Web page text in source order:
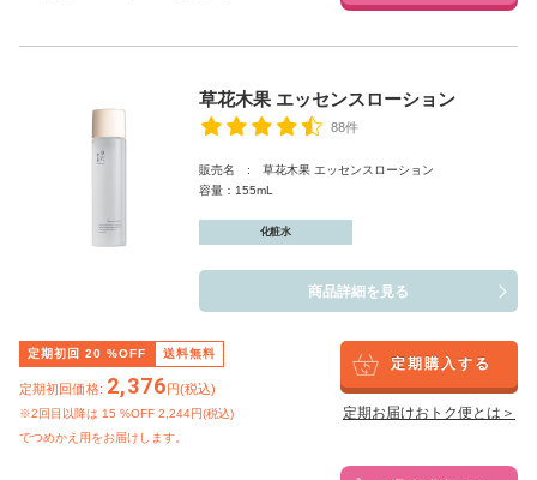
草花木果 エッセンスローション
88件
販売名 : 草花木果 エッセンスローション
容量：155mL
化粧水
商品詳細を見る
定期初回 20 %OFF 送料無料
定期初回価格: 2,376円(税込)
※2回目以降は 15 %OFF 2,244円(税込)
でつめかえ用をお届けします。
定期購入する
定期お届けおトク便とは＞